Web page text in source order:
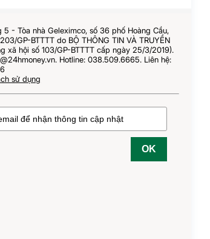
- Tòa nhà Geleximco, số 36 phố Hoàng Cầu,
GP-BTTTT do BỘ THÔNG TIN VÀ TRUYỀN
xã hội số 103/GP-BTTTT cấp ngày 25/3/2019).
Hotline: 038.509.6665. Liên hệ:
sử dụng
OK